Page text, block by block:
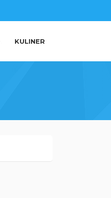
KULINER